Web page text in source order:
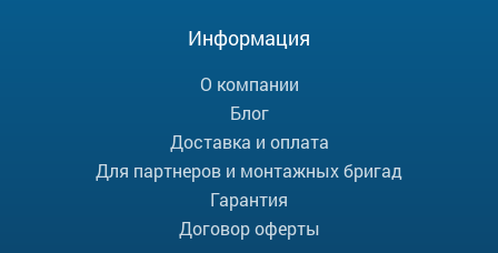
Информация
О компании
Блог
Доставка и оплата
Для партнеров и монтажных бригад
Гарантия
Договор оферты